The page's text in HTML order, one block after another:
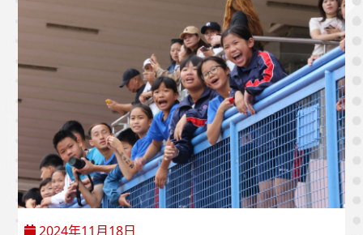
2024年11月18日